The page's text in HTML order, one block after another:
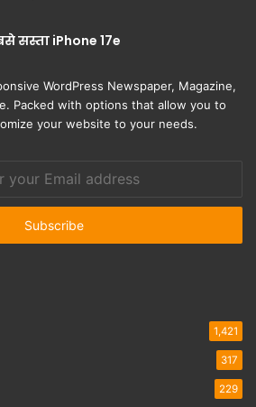
सस्ता iPhone 17e
WordPress Newspaper, Magazine,
Packed with options that allow you to
your website to your needs.
1,421
317
229